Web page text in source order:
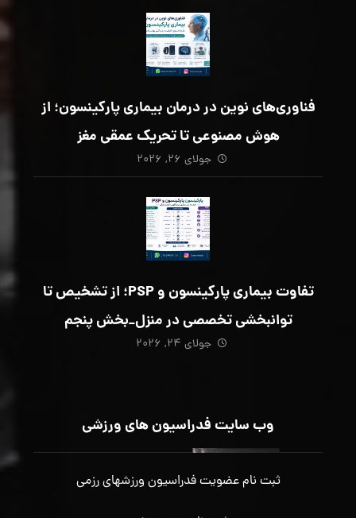
فناوری‌های نوین در درمان بیماری پارکینسون؛ از
هوش مصنوعی تا تحریک عمقی مغز
جولای ۲۶, ۲۰۲۶
تفاوت بیماری پارکینسون و PSP؛ از تشخیص تا
توانبخشی تخصصی در منزل_بخش پنجم
جولای ۲۴, ۲۰۲۶
وب سایت فدراسیون های ورزشی
ثبت نام عضویت فدراسیون ورزشهای رزمی